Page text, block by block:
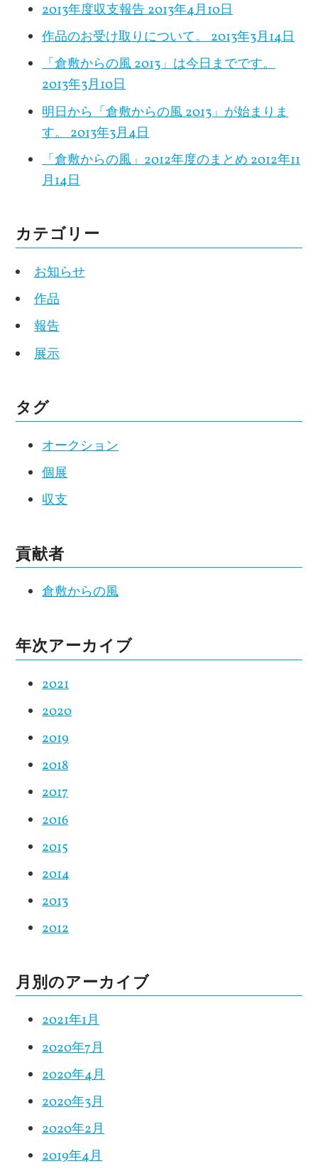
2013年度収支報告2013年4月10日
作品のお受け取りについて。2013年3月14日
「倉敷からの風 2013」は今日までです。
2013年3月10日
明日から「倉敷からの風 2013」が始まりま
す。2013年3月4日
「倉敷からの風」2012年度のまとめ2012年11
月14日
カテゴリー
お知らせ
作品
報告
展示
タグ
オークション
個展
収支
貢献者
倉敷からの風
年次アーカイブ
2021
2020
2019
2018
2017
2016
2015
2014
2013
2012
月別のアーカイブ
2021年1月
2020年7月
2020年4月
2020年3月
2020年2月
2019年4月